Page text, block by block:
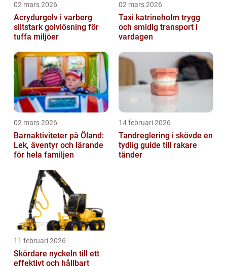
02 mars 2026
Acrydurgolv i varberg
slitstark golvlösning för
tuffa miljöer
02 mars 2026
Taxi katrineholm trygg
och smidig transport i
vardagen
02 mars 2026
Barnaktiviteter på Öland:
Lek, äventyr och lärande
för hela familjen
14 februari 2026
Tandreglering i skövde en
tydlig guide till rakare
tänder
11 februari 2026
Skördare nyckeln till ett
effektivt och hållbart